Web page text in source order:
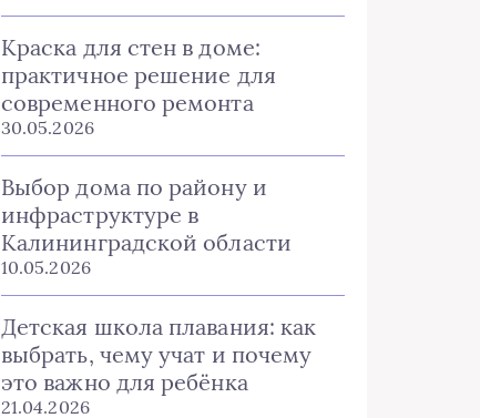
Краска для стен в доме:
практичное решение для
современного ремонта
30.05.2026
Выбор дома по району и
инфраструктуре в
Калининградской области
10.05.2026
Детская школа плавания: как
выбрать, чему учат и почему
это важно для ребёнка
21.04.2026